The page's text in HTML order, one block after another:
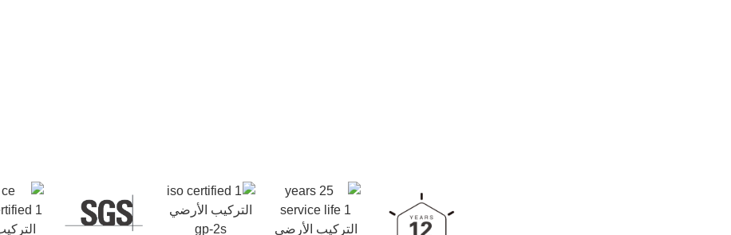
ضد العوامل الجوية والحماية من التآكل
والتركيب السهل الاستخدام, يُعد GP-2S